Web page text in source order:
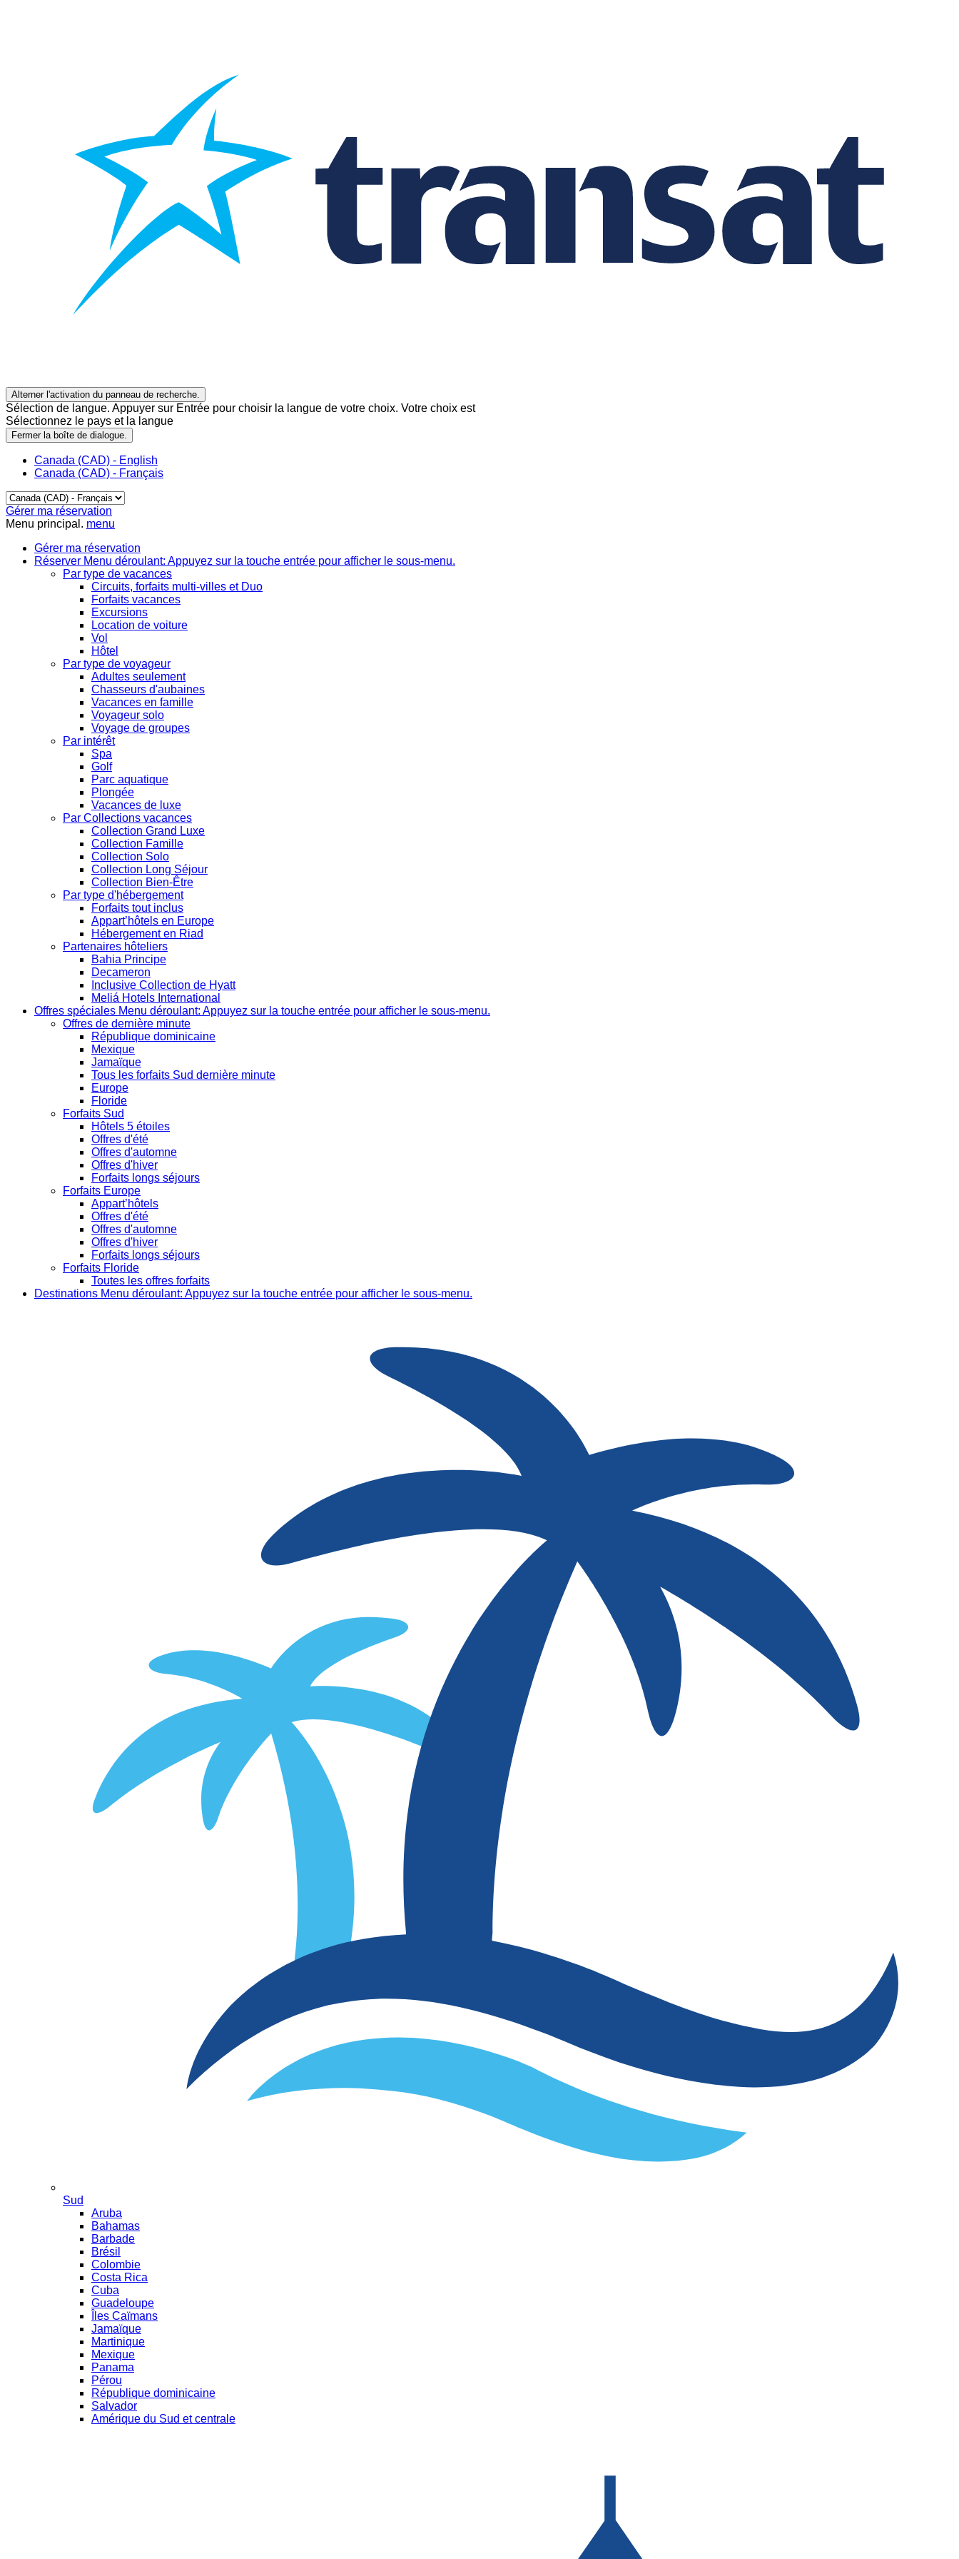
Alterner l'activation du panneau de recherche.
Sélection de langue. Appuyer sur Entrée pour choisir la langue de votre choix. Votre choix est
Sélectionnez le pays et la langue
Fermer la boîte de dialogue.
Canada (CAD) - English
Canada (CAD) - Français
Gérer ma réservation
Menu principal. menu
Gérer ma réservation
Réserver Menu déroulant: Appuyez sur la touche entrée pour afficher le sous-menu.
Par type de vacances
Circuits, forfaits multi-villes et Duo
Forfaits vacances
Excursions
Location de voiture
Vol
Hôtel
Par type de voyageur
Adultes seulement
Chasseurs d'aubaines
Vacances en famille
Voyageur solo
Voyage de groupes
Par intérêt
Spa
Golf
Parc aquatique
Plongée
Vacances de luxe
Par Collections vacances
Collection Grand Luxe
Collection Famille
Collection Solo
Collection Long Séjour
Collection Bien-Être
Par type d'hébergement
Forfaits tout inclus
Appart’hôtels en Europe
Hébergement en Riad
Partenaires hôteliers
Bahia Principe
Decameron
Inclusive Collection de Hyatt
Meliá Hotels International
Offres spéciales Menu déroulant: Appuyez sur la touche entrée pour afficher le sous-menu.
Offres de dernière minute
République dominicaine
Mexique
Jamaïque
Tous les forfaits Sud dernière minute
Europe
Floride
Forfaits Sud
Hôtels 5 étoiles
Offres d'été
Offres d'automne
Offres d'hiver
Forfaits longs séjours
Forfaits Europe
Appart’hôtels
Offres d'été
Offres d'automne
Offres d'hiver
Forfaits longs séjours
Forfaits Floride
Toutes les offres forfaits
Destinations Menu déroulant: Appuyez sur la touche entrée pour afficher le sous-menu.
Sud
Aruba
Bahamas
Barbade
Brésil
Colombie
Costa Rica
Cuba
Guadeloupe
Îles Caïmans
Jamaïque
Martinique
Mexique
Panama
Pérou
République dominicaine
Salvador
Amérique du Sud et centrale